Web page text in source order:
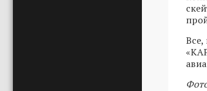
Все,